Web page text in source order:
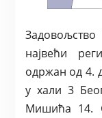
највећи
одржан од 4.
у хали 3
Мишића 14.